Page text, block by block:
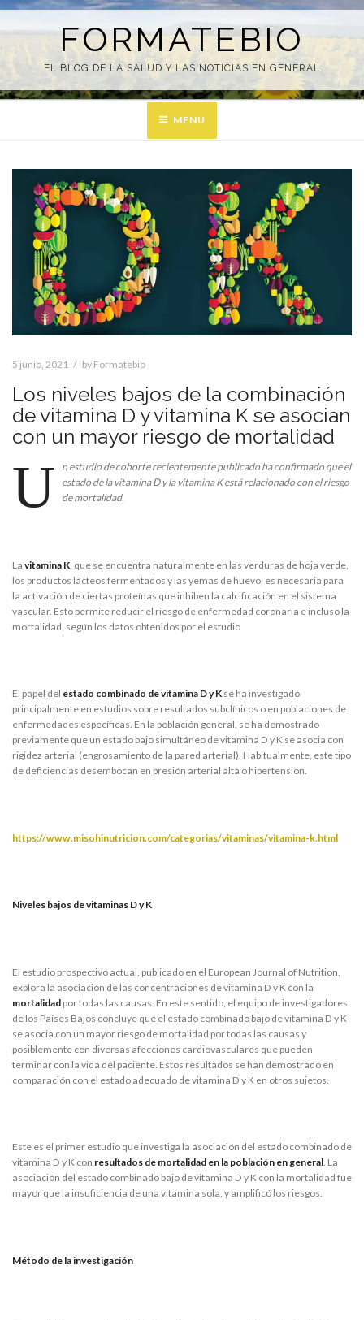
Skip
FORMATEBIO
EL BLOG DE LA SALUD Y LAS NOTICIAS EN GENERAL
MENU
5 junio, 2021 by Formatebio
Los niveles bajos de la combinación
de vitamina D y vitamina K se asocian
con un mayor riesgo de mortalidad
U
n estudio de cohorte recientemente publicado ha confirmado que el
estado de la vitamina D y la vitamina K está relacionado con el riesgo
de mortalidad.
La vitamina K , que se encuentra naturalmente en las verduras de hoja verde,
los productos lácteos fermentados y las yemas de huevo, es necesaria para
la activación de ciertas proteínas que inhiben la calcificación en el sistema
vascular. Esto permite reducir el riesgo de enfermedad coronaria e incluso la
mortalidad, según los datos obtenidos por el estudio
El papel del estado combinado de vitamina D y K se ha investigado
principalmente en estudios sobre resultados subclínicos o en poblaciones de
enfermedades específicas. En la población general, se ha demostrado
previamente que un estado bajo simultáneo de vitamina D y K se asocia con
rigidez arterial (engrosamiento de la pared arterial). Habitualmente, este tipo
de deficiencias desembocan en presión arterial alta o hipertensión.
https://www.misohinutricion.com/categorias/vitaminas/vitamina-k.html
Niveles bajos de vitaminas D y K
El estudio prospectivo actual, publicado en el European Journal of Nutrition,
explora la asociación de las concentraciones de vitamina D y K con la
mortalidad por todas las causas. En este sentido, el equipo de investigadores
de los Países Bajos concluye que el estado combinado bajo de vitamina D y K
se asocia con un mayor riesgo de mortalidad por todas las causas y
posiblemente con diversas afecciones cardiovasculares que pueden
terminar con la vida del paciente. Estos resultados se han demostrado en
comparación con el estado adecuado de vitamina D y K en otros sujetos.
Este es el primer estudio que investiga la asociación del estado combinado de
vitamina D y K con resultados de mortalidad en la población en general. La
asociación del estado combinado bajo de vitamina D y K con la mortalidad fue
mayor que la insuficiencia de una vitamina sola, y amplificó los riesgos.
Método de la investigación